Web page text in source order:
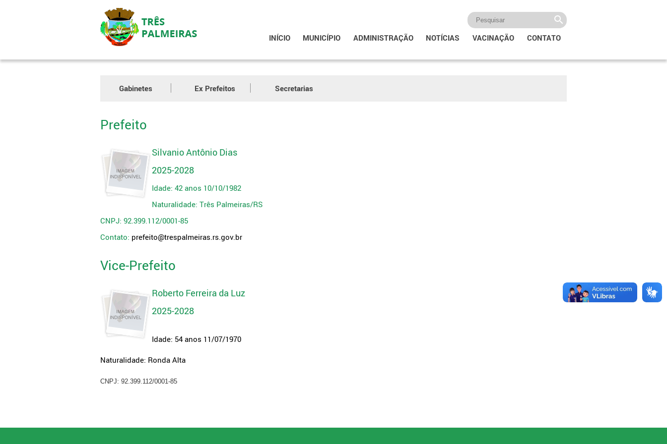
INÍCIO MUNICÍPIO ADMINISTRAÇÃO NOTÍCIAS VACINAÇÃO CONTATO
Gabinetes Ex Prefeitos Secretarias
Prefeito
Silvanio Antônio Dias
2025-2028
Idade: 42 anos 10/10/1982
Naturalidade: Três Palmeiras/RS
CNPJ: 92.399.112/0001-85
Contato: prefeito@trespalmeiras.rs.gov.br
Vice-Prefeito
Roberto Ferreira da Luz
2025-2028
Idade: 54 anos 11/07/1970
Naturalidade: Ronda Alta
CNPJ: 92.399.112/0001-85